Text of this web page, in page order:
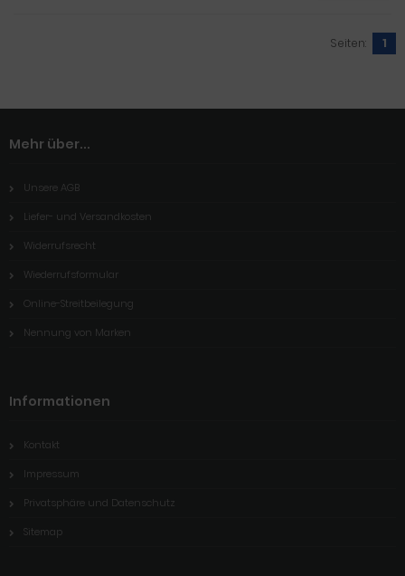
Seiten: 1
Mehr über...
Unsere AGB
Liefer- und Versandkosten
Widerrufsrecht
Wiederrufsformular
Online-Streitbeilegung
Nennung von Marken
Informationen
Kontakt
Impressum
Privatsphäre und Datenschutz
Sitemap